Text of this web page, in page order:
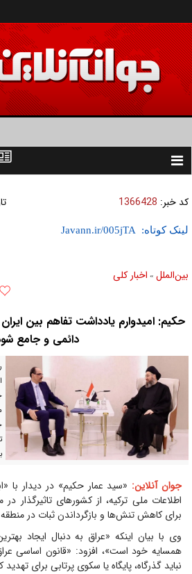
Toggle
کد خبر: 1366428
لینک کوتاه:
بين‌الملل » اخبار كلی
حکیم: امیدوارم یادداشت تفاهم بین
دائمی و جامع
جوان آنلاین: «سید عمار حکیم» در دیدار با
اطلاعات ملی ترکیه، از کشورهای تاثیرگذار
برای کاهش تنش‌ها و بازگرداندن ثبات در
وی با بیان اینکه «عراق به دنبال ایجاد
همسایه خود است»، افزود: «قانون اساسی
نباید گذرگاه، پایگاه یا سکوی پرتابی برای